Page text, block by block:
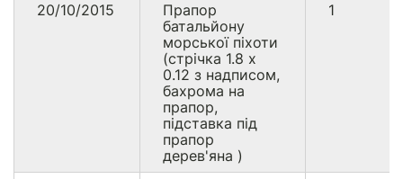
20/10/2015
Прапор
батальйону
морської піхоти
(стрічка 1.8 х
0.12 з надписом,
бахрома на
прапор,
підставка під
прапор
дерев'яна )
1